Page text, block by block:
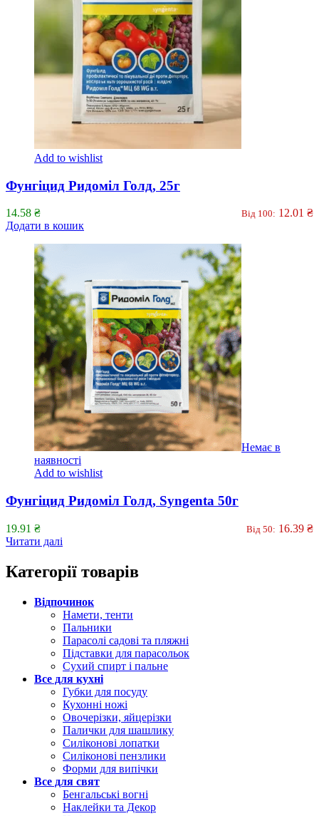
Add to wishlist
Фунгіцид Ридоміл Голд, 25г
14.58 ₴ Від 100: 12.01 ₴
Додати в кошик
Немає в
наявності
Add to wishlist
Фунгіцид Ридоміл Голд, Syngenta 50г
19.91 ₴ Від 50: 16.39 ₴
Читати далі
Категорії товарів
Відпочинок
Намети, тенти
Пальники
Парасолі садові та пляжні
Підставки для парасольок
Сухий спирт і пальне
Все для кухні
Губки для посуду
Кухонні ножі
Овочерізки, яйцерізки
Палички для шашлику
Силіконові лопатки
Силіконові пензлики
Форми для випічки
Все для свят
Бенгальські вогні
Наклейки та Декор